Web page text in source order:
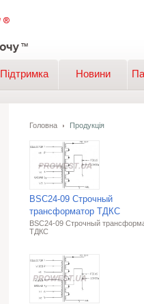
Підтримка Новини
Головна Продукція
BSC24-09 Строчный
трансформатор ТДКС
BSC24-09 Строчный
ТДКС